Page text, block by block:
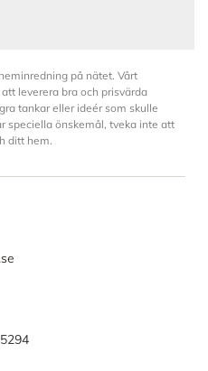
på nätet. Vårt
leverera bra och prisvärda
tankar eller ideér som skulle
speciella önskemål, tveka inte att
ditt hem.